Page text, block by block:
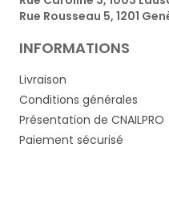
Rue Rousseau 5, 1201
INFORMATIONS
Livraison
Conditions générales
Présentation de CNAILPRO
Paiement sécurisé